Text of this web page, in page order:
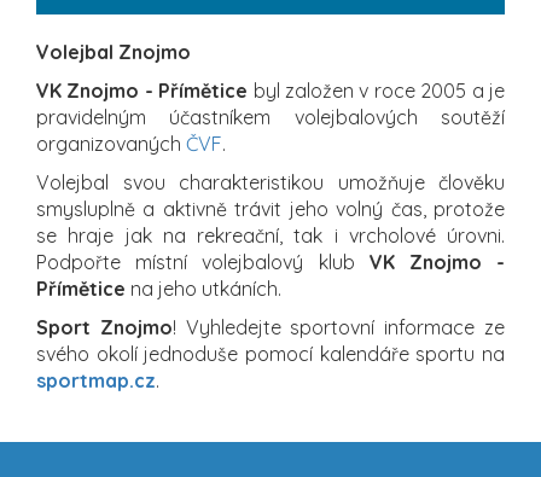
Volejbal Znojmo
VK Znojmo - Přímětice byl založen v roce 2005 a je
pravidelným účastníkem volejbalových soutěží
organizovaných ČVF.
Volejbal svou charakteristikou umožňuje člověku
smysluplně a aktivně trávit jeho volný čas, protože
se hraje jak na rekreační, tak i vrcholové úrovni.
Podpořte místní volejbalový klub VK Znojmo -
Přímětice na jeho utkáních.
Sport Znojmo! Vyhledejte sportovní informace ze
svého okolí jednoduše pomocí kalendáře sportu na
sportmap.cz.